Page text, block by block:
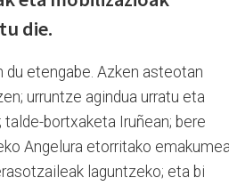
die.
etengabe. Azken asteotan
urruntze agindua urratu eta
bortxaketa Iruñean; bere
Angelura etorritako emakumea
laguntzeko; eta bi